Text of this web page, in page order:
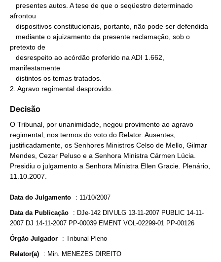
afrontou
pretexto de
manifestamente
2. Agravo regimental desprovido.
Decisão
O Tribunal, por unanimidade, negou provimento ao agravo
regimental, nos termos do voto do Relator. Ausentes,
justificadamente, os Senhores Ministros Celso de Mello, Gilmar
Mendes, Cezar Peluso e a Senhora Ministra Cármen Lúcia.
Presidiu o julgamento a Senhora Ministra Ellen Gracie. Plenário,
11.10.2007.
Data do Julgamento : 11/10/2007
Data da Publicação : DJe-142 DIVULG 13-11-2007 PUBLIC 14-11-
2007 DJ 14-11-2007 PP-00039 EMENT VOL-02299-01 PP-00126
Órgão Julgador : Tribunal Pleno
Relator(a) : Min. MENEZES DIREITO